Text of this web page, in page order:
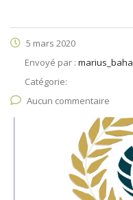
5 mars 2020
Envoyé par : marius_baha
Catégorie:
Aucun commentaire